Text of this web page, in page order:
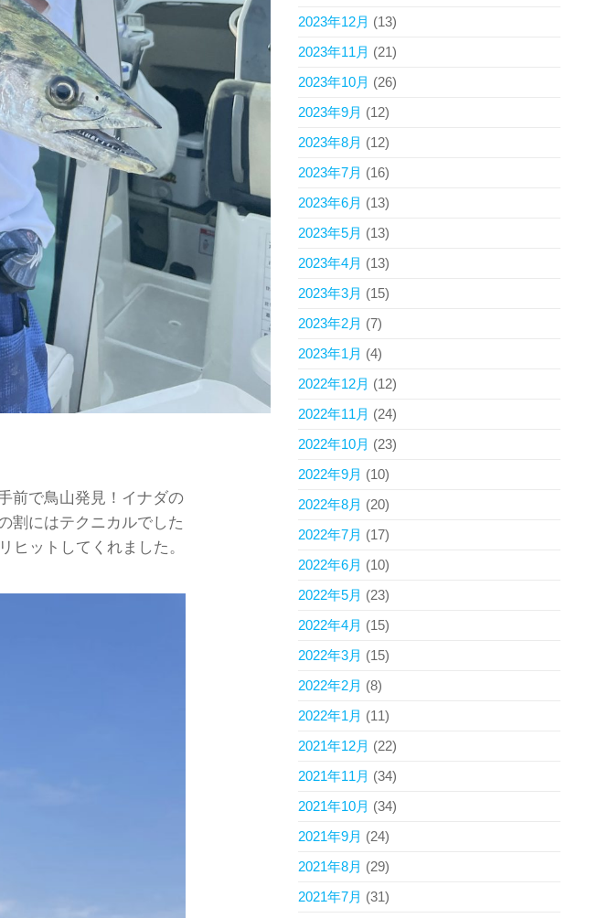
前で鳥山発見！イナダの
割にはテクニカルでした
ヒットしてくれました。
2023年12月 (13)
2023年11月 (21)
2023年10月 (26)
2023年9月 (12)
2023年8月 (12)
2023年7月 (16)
2023年6月 (13)
2023年5月 (13)
2023年4月 (13)
2023年3月 (15)
2023年2月 (7)
2023年1月 (4)
2022年12月 (12)
2022年11月 (24)
2022年10月 (23)
2022年9月 (10)
2022年8月 (20)
2022年7月 (17)
2022年6月 (10)
2022年5月 (23)
2022年4月 (15)
2022年3月 (15)
2022年2月 (8)
2022年1月 (11)
2021年12月 (22)
2021年11月 (34)
2021年10月 (34)
2021年9月 (24)
2021年8月 (29)
2021年7月 (31)